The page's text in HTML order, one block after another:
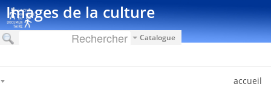
Images de la culture
Catalogue
accueil